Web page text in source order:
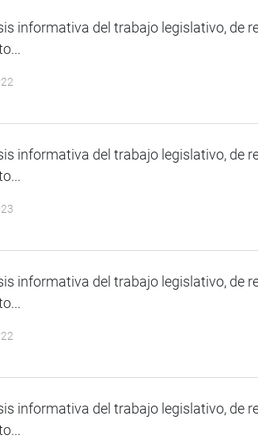
informativa del trabajo legislativo, de
informativa del trabajo legislativo, de
informativa del trabajo legislativo, de
informativa del trabajo legislativo, de